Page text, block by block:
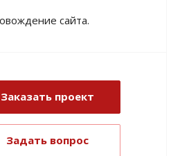
сайта.
Заказать проект
Задать вопрос